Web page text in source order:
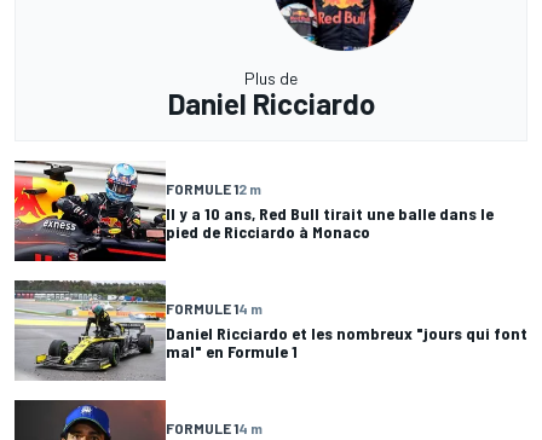
Plus de
Daniel Ricciardo
FORMULE 12 m
Il y a 10 ans, Red Bull tirait une balle dans le
pied de Ricciardo à Monaco
FORMULE 14 m
Daniel Ricciardo et les nombreux "jours qui font
mal" en Formule 1
FORMULE 14 m